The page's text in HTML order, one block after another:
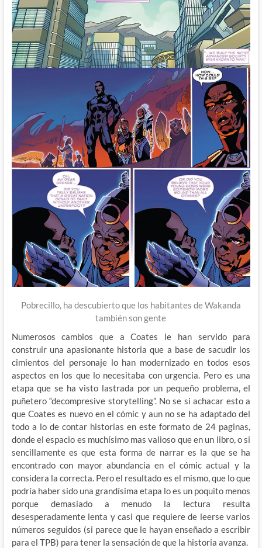
Pobrecillo, ha descubierto que los habitantes de Wakanda
también son gente
Numerosos cambios que a Coates le han servido para
construir una apasionante historia que a base de sacudir los
cimientos del personaje lo han modernizado en todos esos
aspectos en los que lo necesitaba con urgencia. Pero es una
etapa que se ha visto lastrada por un pequeño problema, el
puñetero “decompresive storytelling”. No se si achacar esto a
que Coates es nuevo en el cómic y aun no se ha adaptado del
todo a lo de contar historias en este formato de 24 paginas,
donde el espacio es muchísimo mas valioso que en un libro, o si
sencillamente es que esta forma de narrar es la que se ha
encontrado con mayor abundancia en el cómic actual y la
considera la correcta. Pero el resultado es el mismo, que lo que
podría haber sido una grandísima etapa lo es un poquito menos
porque demasiado a menudo la lectura resulta
desesperadamente lenta y casi que requiere de leerse varios
números seguidos (si parece que le hayan enseñado a escribir
para el TPB) para tener la sensación de que la historia avanza.